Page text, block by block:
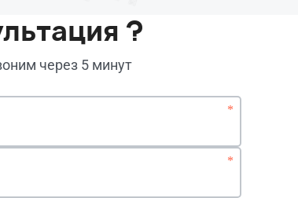
?
через 5 минут
*
*